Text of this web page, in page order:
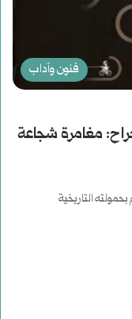
فنون وآداب
مغامرة شجاعة
التاريخية